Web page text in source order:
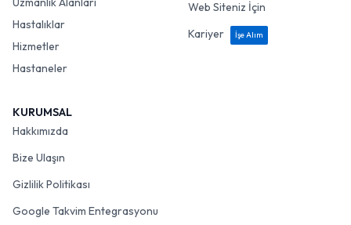
Hastalıklar
Hizmetler
Hastaneler
Web Siteniz İçin
Kariyer
İşe Alım
KURUMSAL
Hakkımızda
Bize Ulaşın
Gizlilik Politikası
Google Takvim Entegrasyonu